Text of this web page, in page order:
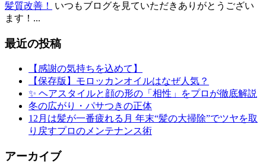
髪質改善！
いつもブログを見ていただきありがとうござい
ます！...
最近の投稿
【感謝の気持ちを込めて】
【保存版】モロッカンオイルはなぜ人気？
✨ ヘアスタイルと顔の形の「相性」をプロが徹底解説
冬の広がり・パサつきの正体
12月は髪が一番疲れる月 年末“髪の大掃除”でツヤを取
り戻すプロのメンテナンス術
アーカイブ